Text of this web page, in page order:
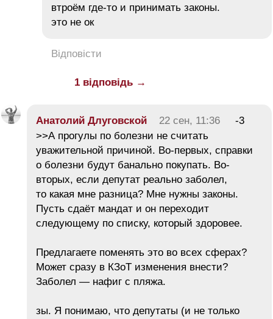
втроём где-то и принимать законы.
это не ок
Відповісти
1 відповідь →
Анатолий Длуговской 22 сен, 11:36
-3
>>А прогулы по болезни не считать
уважительной причиной. Во-первых, справки
о болезни будут банально покупать. Во-
вторых, если депутат реально заболел,
то какая мне разница? Мне нужны законы.
Пусть сдаёт мандат и он переходит
следующему по списку, который здоровее.
Предлагаете поменять это во всех сферах?
Может сразу в КЗоТ изменения внести?
Заболел — нафиг с пляжа.
зы. Я понимаю, что депутаты (и не только